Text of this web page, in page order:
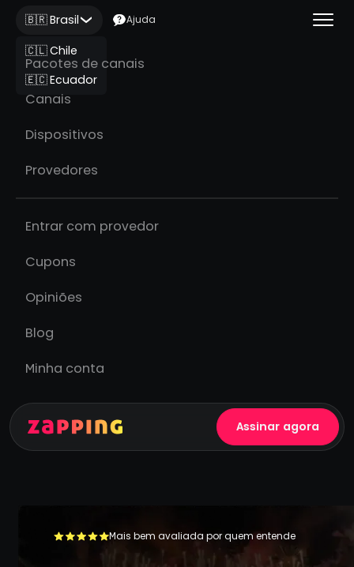
🇧🇷 Brasil
🇨🇱 Chile
🇪🇨 Ecuador
Ajuda
Pacotes de canais
Canais
Dispositivos
Provedores
Entrar com provedor
Cupons
Opiniões
Blog
Minha conta
Assinar agora
Mais bem avaliada por quem entende